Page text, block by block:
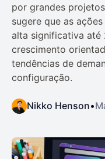
por grandes
sugere que as
alta significativa até
crescimento
tendências de
configuração.
Nikko Henson•